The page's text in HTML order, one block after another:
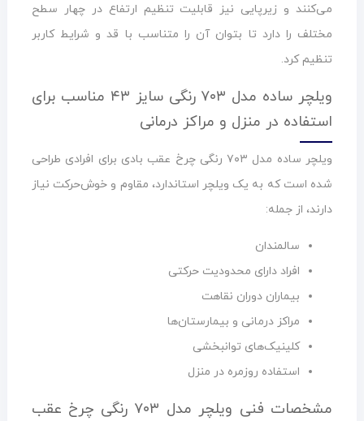
می‌کنند و زیرپایی نیز قابلیت تنظیم ارتفاع در چهار سطح
مختلف را دارد تا بتوان آن را متناسب با قد و شرایط کاربر
تنظیم کرد.
ویلچر ساده مدل ۷۰۳ رنگی سایز ۴۳ مناسب برای
استفاده در منزل و مراکز درمانی
ویلچر ساده مدل ۷۰۳ رنگی چرخ عقب بادی برای افرادی طراحی
شده است که به یک ویلچر استاندارد، مقاوم و خوش‌حرکت نیاز
دارند، از جمله:
سالمندان
افراد دارای محدودیت حرکتی
بیماران دوران نقاهت
مراکز درمانی و بیمارستان‌ها
کلینیک‌های توانبخشی
استفاده روزمره در منزل
مشخصات فنی ویلچر مدل ۷۰۳ رنگی چرخ عقب